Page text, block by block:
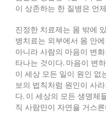
이 상존하는 한 질병은 언
진정한 치료제는 몸 밖에
병치료는 외부에서 몸 안
아니라 사람의 마음이 변
타나는 것이다. 마음이 변
이 세상 모든 일이 원인 없
보의 법칙처럼 원인이 사
다. 이 세상의 모든 생명체
직 사람만이 자연을 거스